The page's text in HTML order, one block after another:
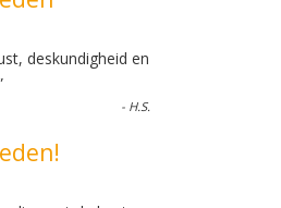
deskundigheid en
- H.S.